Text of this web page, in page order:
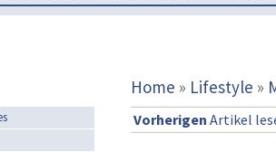
Home » Lifestyle »
Vorherigen Artikel